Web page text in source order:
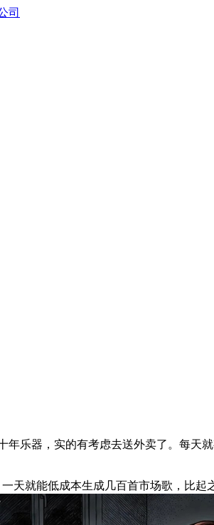
器，实的有考虑去送外卖了。每天
就能低成本生成几百首市场歌，比起